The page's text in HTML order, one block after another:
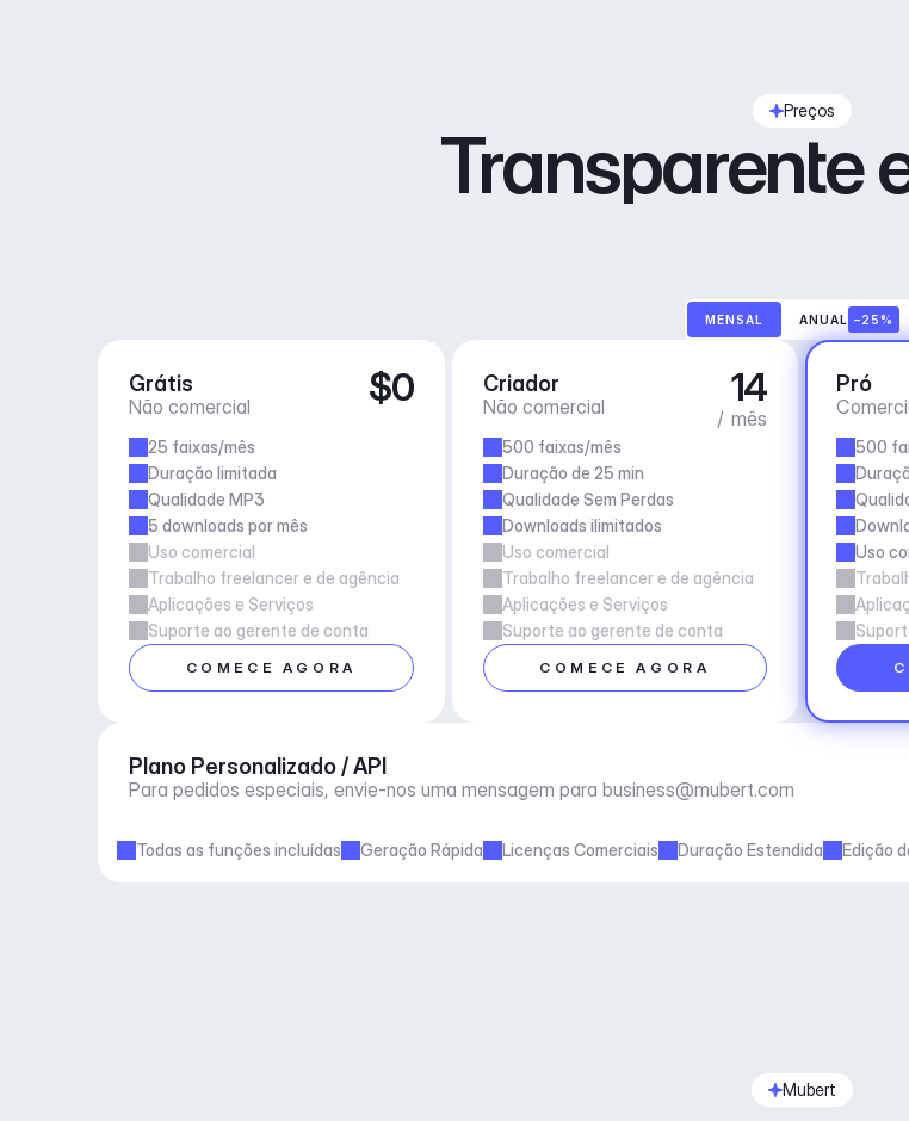
Preços
Transparente
MENSAL ANUAL –25%
Grátis
Não comercial $0
25 faixas/mês
Duração limitada
Qualidade MP3
5 downloads por mês
Uso comercial
Trabalho freelancer e de agência
Aplicações e Serviços
Suporte ao gerente de conta
COMECE AGORA
Criador
Não comercial 14
/ mês
500 faixas/mês
Duração de 25 min
Qualidade Sem Perdas
Downloads ilimitados
Uso comercial
Trabalho freelancer e de agência
Aplicações e Serviços
Suporte ao gerente de conta
COMECE AGORA
Pró
500
Uso
Plano Personalizado / API
Para pedidos especiais, envie-nos uma mensagem para business@mubert.com
Todas as funções incluídas Geração Rápida Licenças Comerciais Duração Estendida Edição
Mubert